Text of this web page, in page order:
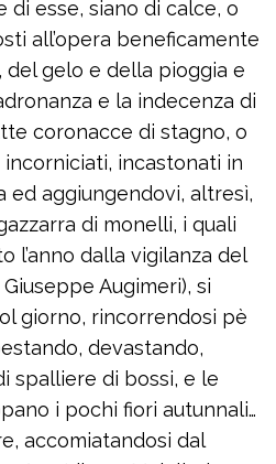
di esse, siano di calce, o
all’opera beneficamente
gelo e della pioggia e
e la indecenza di
coronacce di stagno, o
incastonati in
aggiungendovi, altresì,
di monelli, i quali
l’anno dalla vigilanza del
Augimeri), si
giorno, rincorrendosi pè
devastando,
spalliere di bossi, e le
i pochi fiori autunnali…
accomiatandosi dal